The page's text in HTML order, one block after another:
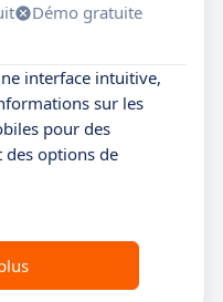
Démo gratuite
interface intuitive,
sur les
pour des
des options de